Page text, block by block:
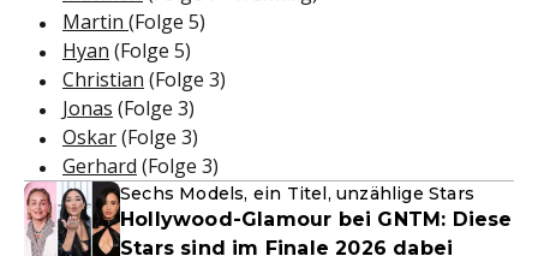
Martin (Folge 5)
Hyan (Folge 5)
Christian (Folge 3)
Jonas (Folge 3)
Oskar(Folge 3)
Gerhard (Folge 3)
Sechs Models, ein Titel, unzählige Stars
Hollywood-Glamour bei GNTM: Diese
Stars sind im Finale 2026 dabei